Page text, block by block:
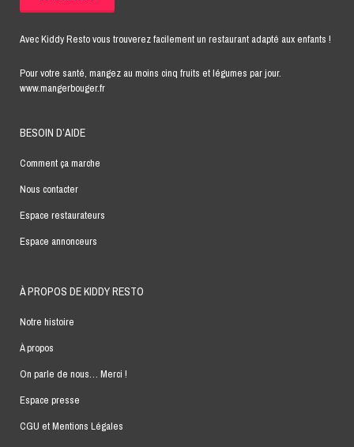
Avec Kiddy Resto vous trouverez facilement un restaurant adapté aux enfants !
Pour votre santé, mangez au moins cinq fruits et légumes par jour.
www.mangerbouger.fr
BESOIN D’AIDE
Comment ça marche
Nous contacter
Espace restaurateurs
Espace annonceurs
À PROPOS DE KIDDY RESTO
Notre histoire
À propos
On parle de nous… Merci !
Espace presse
CGU et Mentions Légales